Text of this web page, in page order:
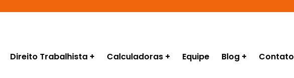
Direito Trabalhista Calculadoras Equipe Blog Contato